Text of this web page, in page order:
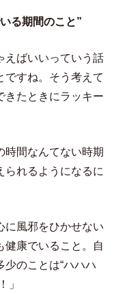
る期間のこと”
えばいいっていう話
ですね。そう考えて
きたときにラッキー
間なんてない時期
られるようになるに
風邪をひかせない
健康でいること。自
のことは“ハハハ
」